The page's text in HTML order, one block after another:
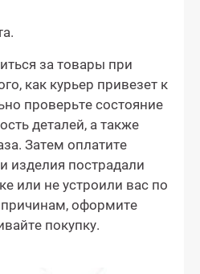
за товары при
как курьер привезет к
проверьте состояние
деталей, а также
Затем оплатите
изделия пострадали
или не устроили вас по
оформите
покупку.